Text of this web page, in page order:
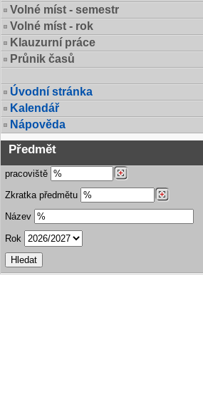
Volné míst - semestr
Volné míst - rok
Klauzurní práce
Průnik časů
Úvodní stránka
Kalendář
Nápověda
Předmět
pracoviště
Zkratka předmětu
Název
Rok